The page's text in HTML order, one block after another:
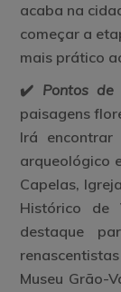
acaba na
começar a
mais prático
✔️ Pontos de
paisagens
Irá encontrar
arqueológico
Capelas,
Histórico de
destaque
Museu Grão-